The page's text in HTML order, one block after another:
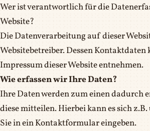
Wer ist verantwortlich für die
Website?
Die Datenverarbeitung auf dieser
Websitebetreiber. Dessen Kontaktdaten
Impressum dieser Website entnehmen.
Wie erfassen wir Ihre Daten?
Ihre Daten werden zum einen dadurch
diese mitteilen. Hierbei kann es sich
Sie in ein Kontaktformular eingeben.